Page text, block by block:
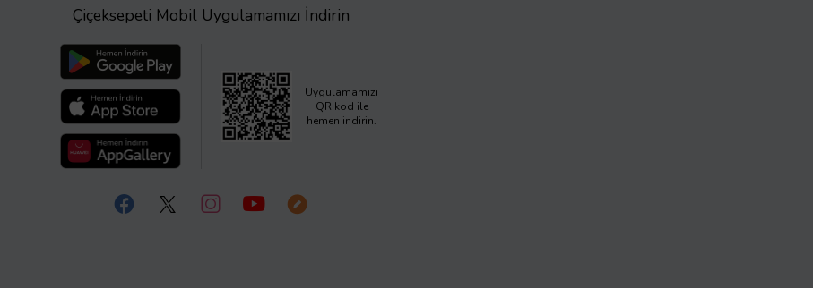
Çiçeksepeti Mobil Uygulamamızı İndirin
Uygulamamızı
QR kod ile
hemen indirin.